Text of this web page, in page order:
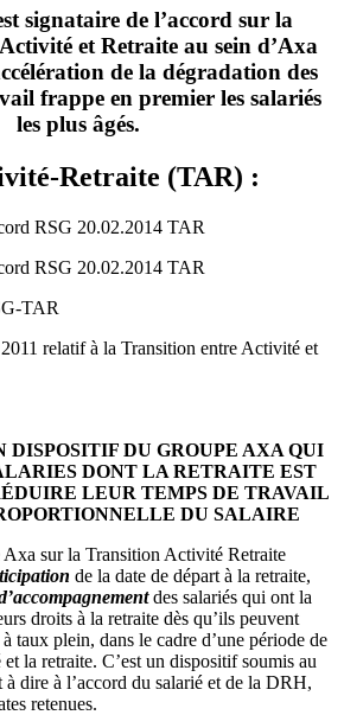
signataire de l’accord sur la
et Retraite au sein d’Axa
de la dégradation des
frappe en premier les salariés
les plus âgés.
Retraite (TAR) :
RSG 20.02.2014 TAR
RSG 20.02.2014 TAR
TAR
relatif à la Transition entre Activité et
DISPOSITIF DU GROUPE AXA QUI
DONT LA RETRAITE EST
LEUR TEMPS DE TRAVAIL
DU SALAIRE
sur la Transition Activité Retraite
de la date de départ à la retraite,
des salariés qui ont la
droits à la retraite dès qu’ils peuvent
taux plein, dans le cadre d’une période de
la retraite. C’est un dispositif soumis au
dire à l’accord du salarié et de la DRH,
retenues.